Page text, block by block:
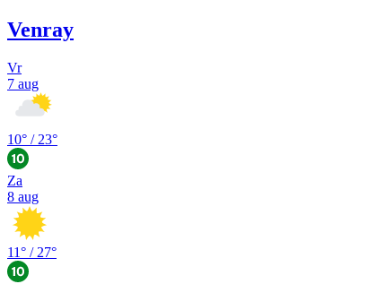
Venray
Vr
7 aug
10° / 23°
Za
8 aug
11° / 27°